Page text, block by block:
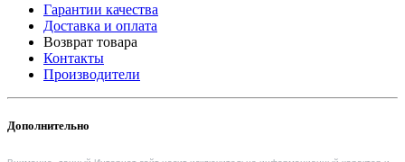
Гарантии качества
Доставка и оплата
Возврат товара
Контакты
Производители
Дополнительно